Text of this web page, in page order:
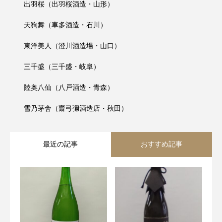
出羽桜（出羽桜酒造・山形）
天狗舞（車多酒造・石川）
東洋美人（澄川酒造場・山口）
三千盛（三千盛・岐阜）
陸奥八仙（八戸酒造・青森）
雪乃茅舎（齋弓彌酒造店・秋田）
最近の記事 おすすめ記事